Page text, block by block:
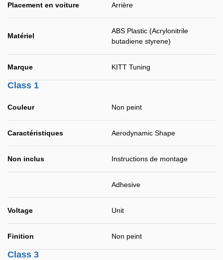
Placement en voiture Arrière
Matériel
ABS Plastic (Acrylonitrile
butadiene styrene)
Marque KITT Tuning
Class 1
Couleur Non peint
Caractéristiques Aerodynamic Shape
Non inclus Instructions de montage
Adhesive
Voltage Unit
Finition Non peint
Class 3